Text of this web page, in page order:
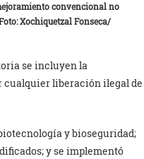
convencional no
Xochiquetzal Fonseca/
se incluyen la
cualquier liberación ilegal de
y bioseguridad;
y se implementó